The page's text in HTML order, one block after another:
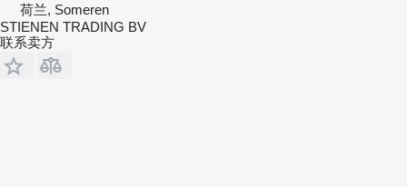
荷兰, Someren
STIENEN TRADING BV
联系卖方